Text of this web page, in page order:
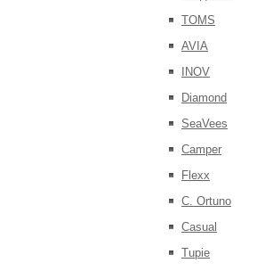
TOMS
AVIA
INOV
Diamond
SeaVees
Camper
Flexx
C. Ortuno
Casual
Tupie